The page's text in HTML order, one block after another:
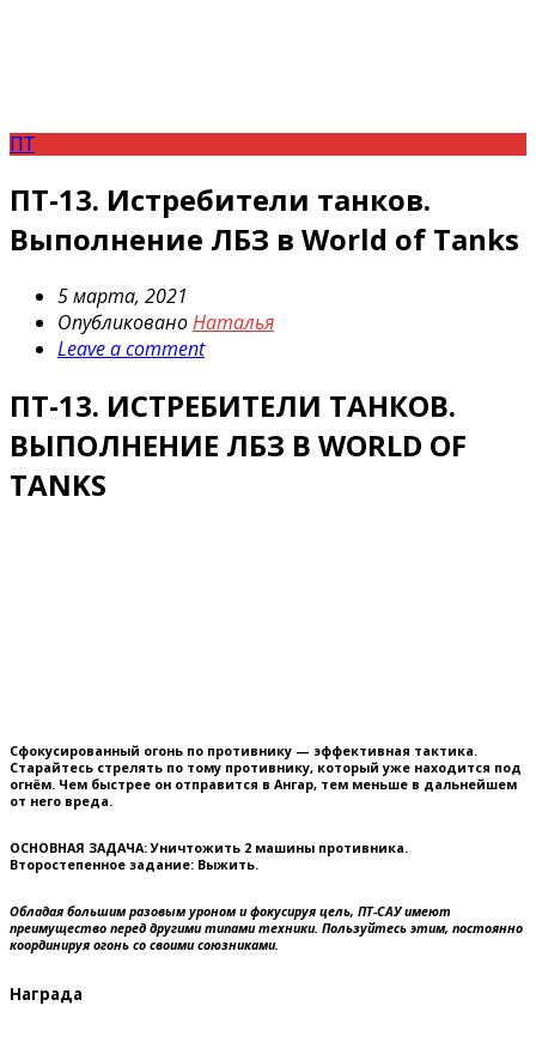
ПТ
ПТ-13. Истребители танков.
Выполнение ЛБЗ в World of Tanks
5 марта, 2021
ОпубликованоНаталья
Leave a comment
ПТ-13. ИСТРЕБИТЕЛИ ТАНКОВ.
ВЫПОЛНЕНИЕ ЛБЗ В WORLD OF
TANKS
Сфокусированный огонь по противнику — эффективная тактика.
Старайтесь стрелять по тому противнику, который уже находится под
огнём. Чем быстрее он отправится в Ангар, тем меньше в дальнейшем
от него вреда.
ОСНОВНАЯ ЗАДАЧА:Уничтожить 2 машины противника.
Второстепенное задание: Выжить.
Обладая большим разовым уроном и фокусируя цель, ПТ-САУ имеют
преимущество перед другими типами техники. Пользуйтесь этим, постоянно
координируя огонь со своими союзниками.
Награда